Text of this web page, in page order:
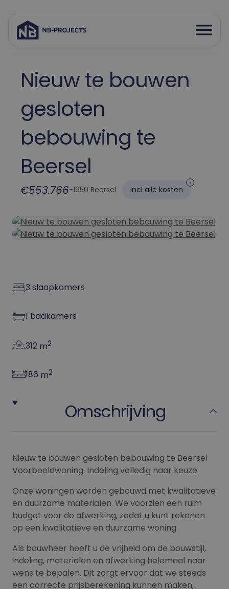
Spring
Open
menu
Nieuw te bouwen
gesloten
bebouwing te
Beersel
€553.766-1650 Beersel incl alle kosten
3 slaapkamers
1 badkamers
312 m2
186 m2
Omschrijving
Nieuw te bouwen gesloten bebouwing te Beersel
Voorbeeldwoning: Indeling volledig naar keuze.
Onze woningen worden gebouwd met kwalitatieve
en duurzame materialen. We voorzien een ruim
budget voor de afwerking, zodat u kunt rekenen
op een kwalitatieve en duurzame woning.
Als bouwheer heeft u de vrijheid om de bouwstijl,
indeling, materialen en afwerking helemaal naar
wens te bepalen. Dit zorgt ervoor dat we steeds
een correcte prijsberekening kunnen maken,